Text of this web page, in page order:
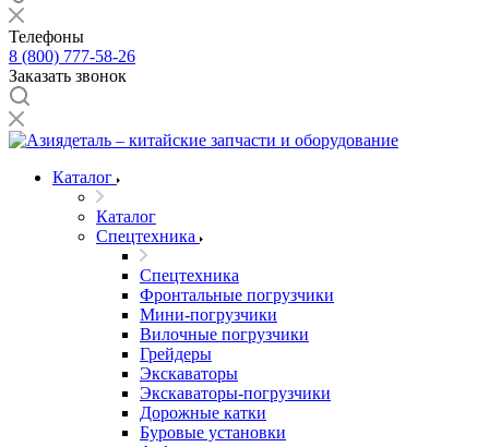
Телефоны
8 (800) 777-58-26
Заказать звонок
Каталог
Каталог
Спецтехника
Спецтехника
Фронтальные погрузчики
Мини-погрузчики
Вилочные погрузчики
Грейдеры
Экскаваторы
Экскаваторы-погрузчики
Дорожные катки
Буровые установки